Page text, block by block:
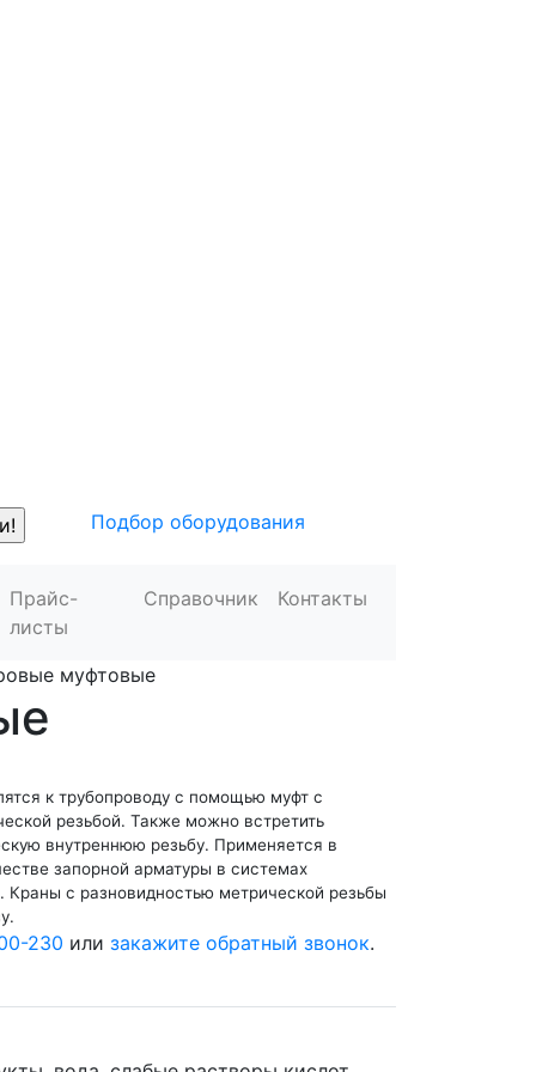
Подбор оборудования
Прайс-
листы
Справочник Контакты
муфтовые
к трубопроводу с помощью муфт с
резьбой. Также можно встретить
внутреннюю резьбу. Применяется в
запорной арматуры в системах
Краны с разновидностью метрической резьбы
230 или закажите обратный звонок.